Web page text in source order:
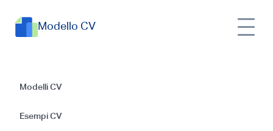
Modello CV
Modelli CV
Esempi CV
Guida Completa e
Modelli Efficaci per